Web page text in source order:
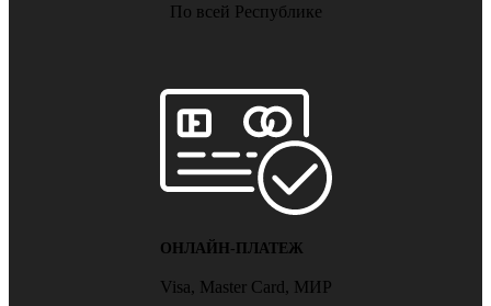
По всей Республике
ОНЛАЙН-ПЛАТЕЖ
Visa, Master Card, МИР